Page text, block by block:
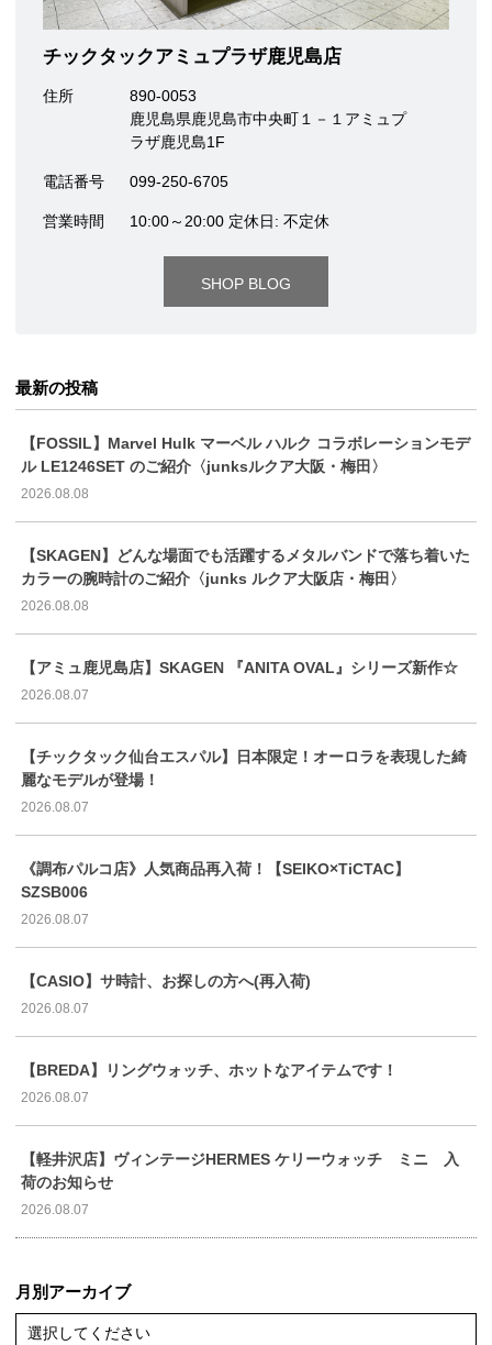
チックタックアミュプラザ鹿児島店
住所
890-0053
鹿児島県鹿児島市中央町１－１アミュプ
ラザ鹿児島1F
電話番号 099-250-6705
営業時間 10:00～20:00 定休日: 不定休
SHOP BLOG
最新の投稿
【FOSSIL】Marvel Hulk マーベル ハルク コラボレーションモデ
ル LE1246SET のご紹介〈junksルクア大阪・梅田〉
2026.08.08
【SKAGEN】どんな場面でも活躍するメタルバンドで落ち着いた
カラーの腕時計のご紹介〈junks ルクア大阪店・梅田〉
2026.08.08
【アミュ鹿児島店】SKAGEN 『ANITA OVAL』シリーズ新作☆
2026.08.07
【チックタック仙台エスパル】日本限定！オーロラを表現した綺
麗なモデルが登場！
2026.08.07
《調布パルコ店》人気商品再入荷！【SEIKO×TiCTAC】
SZSB006
2026.08.07
【CASIO】サ時計、お探しの方へ(再入荷)
2026.08.07
【BREDA】リングウォッチ、ホットなアイテムです！
2026.08.07
【軽井沢店】ヴィンテージHERMES ケリーウォッチ ミニ 入
荷のお知らせ
2026.08.07
月別アーカイブ
選択してください